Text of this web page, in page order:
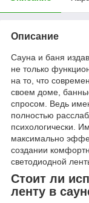
Описание
Сауна и баня
не только
на то, что
своем доме,
спросом. Ведь
полностью
психологически.
максимально
создании
светодиодной
Стоит ли
ленту в